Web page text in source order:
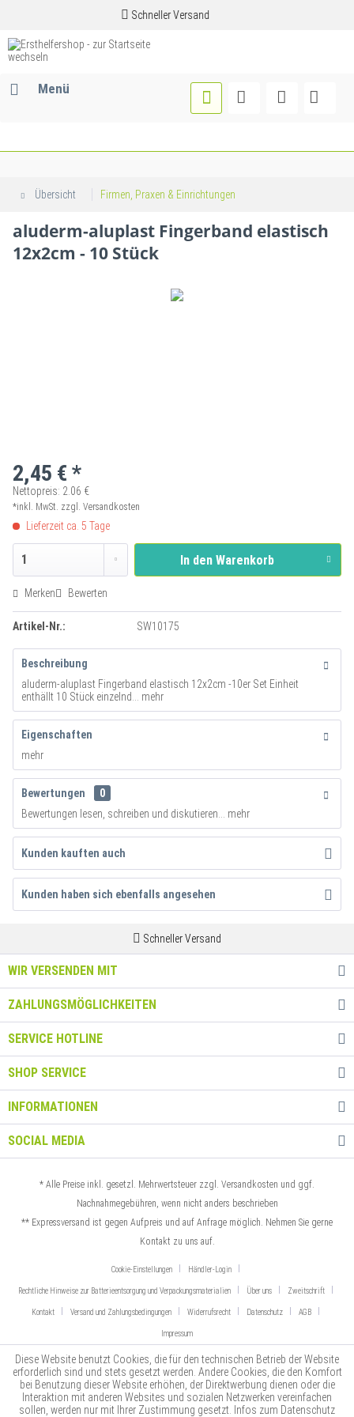
Schneller Versand
Menü
Übersicht Firmen, Praxen & Einrichtungen
aluderm-aluplast Fingerband elastisch
12x2cm - 10 Stück
2,45 € *
Nettopreis: 2.06 €
*inkl. MwSt. zzgl. Versandkosten
Lieferzeit ca. 5 Tage
In den Warenkorb
Merken Bewerten
Artikel-Nr.: SW10175
Beschreibung
aluderm-aluplast Fingerband elastisch 12x2cm -10er Set Einheit
enthällt 10 Stück einzelnd...
mehr
Eigenschaften
mehr
Bewertungen
0
Bewertungen lesen, schreiben und diskutieren...
mehr
Kunden kauften auch
Kunden haben sich ebenfalls angesehen
Schneller Versand
WIR VERSENDEN MIT
ZAHLUNGSMÖGLICHKEITEN
SERVICE HOTLINE
SHOP SERVICE
INFORMATIONEN
SOCIAL MEDIA
* Alle Preise inkl. gesetzl. Mehrwertsteuer zzgl. Versandkosten und ggf.
Nachnahmegebühren, wenn nicht anders beschrieben
** Expressversand ist gegen Aufpreis und auf Anfrage möglich. Nehmen Sie gerne
Kontakt zu uns auf.
Cookie-Einstellungen Händler-Login
Rechtliche Hinweise zur Batterieentsorgung und Verpackungsmaterialien Über uns Zweitschrift
Kontakt Versand und Zahlungsbedingungen Widerrufsrecht Datenschutz AGB
Impressum
Diese Website benutzt Cookies, die für den technischen Betrieb der Website
erforderlich sind und stets gesetzt werden. Andere Cookies, die den Komfort
bei Benutzung dieser Website erhöhen, der Direktwerbung dienen oder die
Interaktion mit anderen Websites und sozialen Netzwerken vereinfachen
sollen, werden nur mit Ihrer Zustimmung gesetzt. Infos zum Datenschutz